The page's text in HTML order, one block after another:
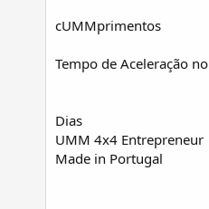
cUMMprimentos
Tempo de Aceleração
Dias
UMM 4x4 Entrepreneur
Made in Portugal